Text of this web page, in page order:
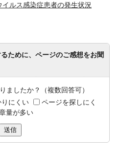
ルス感染症患者の発生状況
ために、ページのご感想をお聞
ましたか？（複数回答可）
にくい
ページを探しにく
量が多い
送信